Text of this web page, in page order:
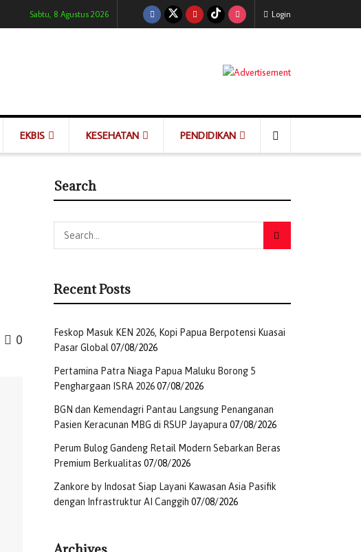
Sabtu, 8 Agustus 2026 Login
EKBIS KESEHATAN PENDIDIKAN
0
Search
Recent Posts
Feskop Masuk KEN 2026, Kopi Papua Berpotensi Kuasai
Pasar Global 07/08/2026
Pertamina Patra Niaga Papua Maluku Borong 5
Penghargaan ISRA 202607/08/2026
BGN dan Kemendagri Pantau Langsung Penanganan
Pasien Keracunan MBG di RSUP Jayapura 07/08/2026
Perum Bulog Gandeng Retail Modern Sebarkan Beras
Premium Berkualitas 07/08/2026
Zankore by Indosat Siap Layani Kawasan Asia Pasifik
dengan Infrastruktur AI Canggih 07/08/2026